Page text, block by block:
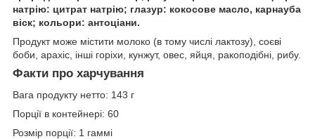
натрію: цитрат натрію; глазур: кокосове масло, карнауба
віск; кольори: антоціани.
Продукт може містити молоко (в тому числі лактозу), соєві
боби, арахіс, інші горіхи, кунжут, овес, яйця, ракоподібні, рибу.
Факти про харчування
Вага продукту нетто: 143 г
Порції в контейнері: 60
Розмір порції: 1 гаммі